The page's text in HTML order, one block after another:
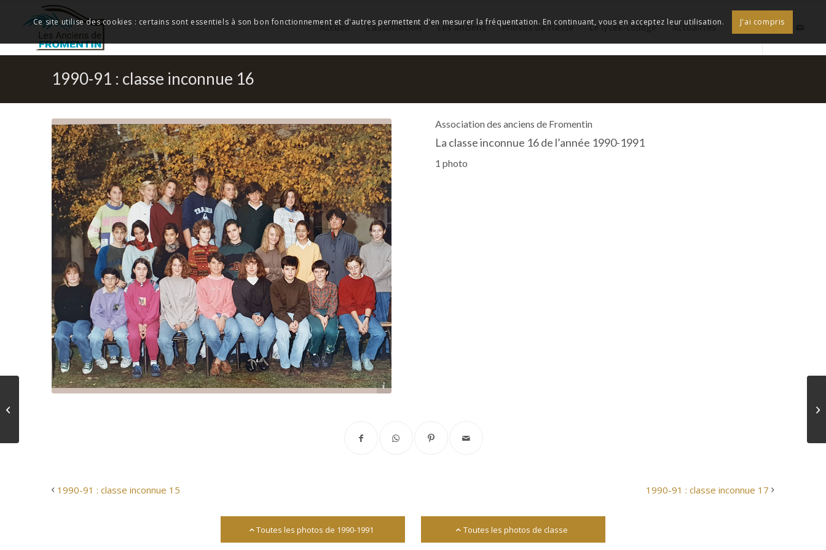
Accueil L’association Les anciens Photos de classe Le lycée-collège Actualités
1990-91 : classe inconnue 16
Archives départementales 17
Association des anciens de Fromentin
La classe inconnue 16 de l’année 1990-1991
1 photo
1990-91 : classe inconnue 15 1990-91 : classe inconnue 17
Toutes les photos de 1990-1991 Toutes les photos de classe
Ce site utilise des cookies : certains sont essentiels à son bon fonctionnement et d'autres permettent d'en mesurer la fréquentation. En continuant, vous en acceptez leur utilisation. J'ai compris